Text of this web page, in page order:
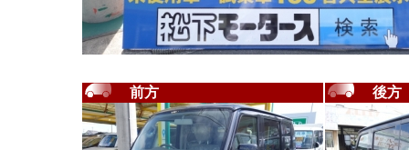
前方 後方